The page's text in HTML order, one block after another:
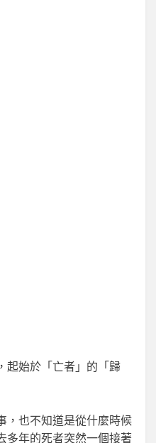
起始於「亡者」的「歸
，也不知道是從什麼時候
多年的死者突然一個接著